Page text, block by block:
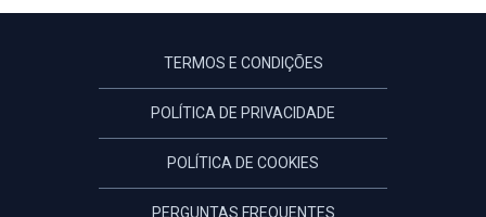
TERMOS E CONDIÇÕES
POLÍTICA DE PRIVACIDADE
POLÍTICA DE COOKIES
PERGUNTAS FREQUENTES